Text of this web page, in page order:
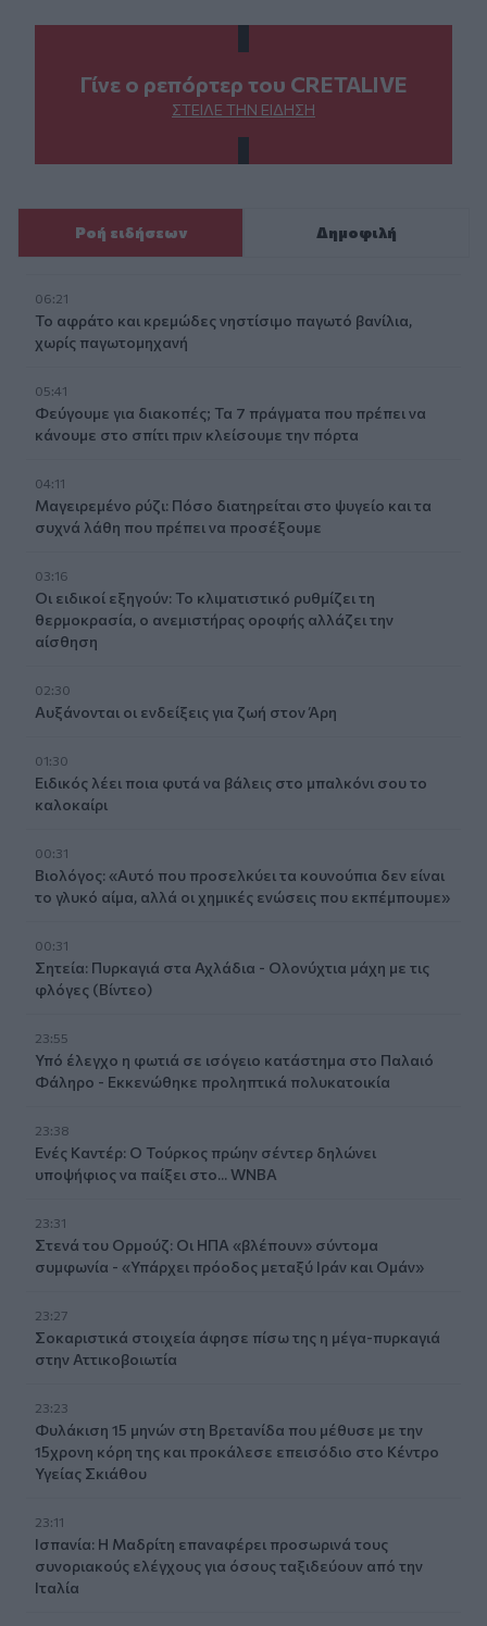
Γίνε ο ρεπόρτερ του CRETALIVE
ΣΤΕΊΛΕ ΤΗΝ ΕΊΔΗΣΗ
Ροή ειδήσεων Δημοφιλή
06:21
Το αφράτο και κρεμώδες νηστίσιμο παγωτό βανίλια,
χωρίς παγωτομηχανή
05:41
Φεύγουμε για διακοπές; Τα 7 πράγματα που πρέπει να
κάνουμε στο σπίτι πριν κλείσουμε την πόρτα
04:11
Μαγειρεμένο ρύζι: Πόσο διατηρείται στο ψυγείο και τα
συχνά λάθη που πρέπει να προσέξουμε
03:16
Οι ειδικοί εξηγούν: Το κλιματιστικό ρυθμίζει τη
θερμοκρασία, ο ανεμιστήρας οροφής αλλάζει την
αίσθηση
02:30
Αυξάνονται οι ενδείξεις για ζωή στον Άρη
01:30
Ειδικός λέει ποια φυτά να βάλεις στο μπαλκόνι σου το
καλοκαίρι
00:31
Βιολόγος: «Αυτό που προσελκύει τα κουνούπια δεν είναι
το γλυκό αίμα, αλλά οι χημικές ενώσεις που εκπέμπουμε»
00:31
Σητεία: Πυρκαγιά στα Αχλάδια - Ολονύχτια μάχη με τις
φλόγες (Βίντεο)
23:55
Υπό έλεγχο η φωτιά σε ισόγειο κατάστημα στο Παλαιό
Φάληρο - Εκκενώθηκε προληπτικά πολυκατοικία
23:38
Ενές Καντέρ: Ο Τούρκος πρώην σέντερ δηλώνει
υποψήφιος να παίξει στο... WNBA
23:31
Στενά του Ορμούζ: Οι ΗΠΑ «βλέπουν» σύντομα
συμφωνία - «Υπάρχει πρόοδος μεταξύ Ιράν και Ομάν»
23:27
Σοκαριστικά στοιχεία άφησε πίσω της η μέγα-πυρκαγιά
στην Αττικοβοιωτία
23:23
Φυλάκιση 15 μηνών στη Βρετανίδα που μέθυσε με την
15χρονη κόρη της και προκάλεσε επεισόδιο στο Κέντρο
Υγείας Σκιάθου
23:11
Ισπανία: Η Μαδρίτη επαναφέρει προσωρινά τους
συνοριακούς ελέγχους για όσους ταξιδεύουν από την
Ιταλία